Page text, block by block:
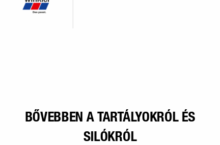
BŐVEBBEN A TARTÁLYOKRÓL ÉS
SILÓKRÓL